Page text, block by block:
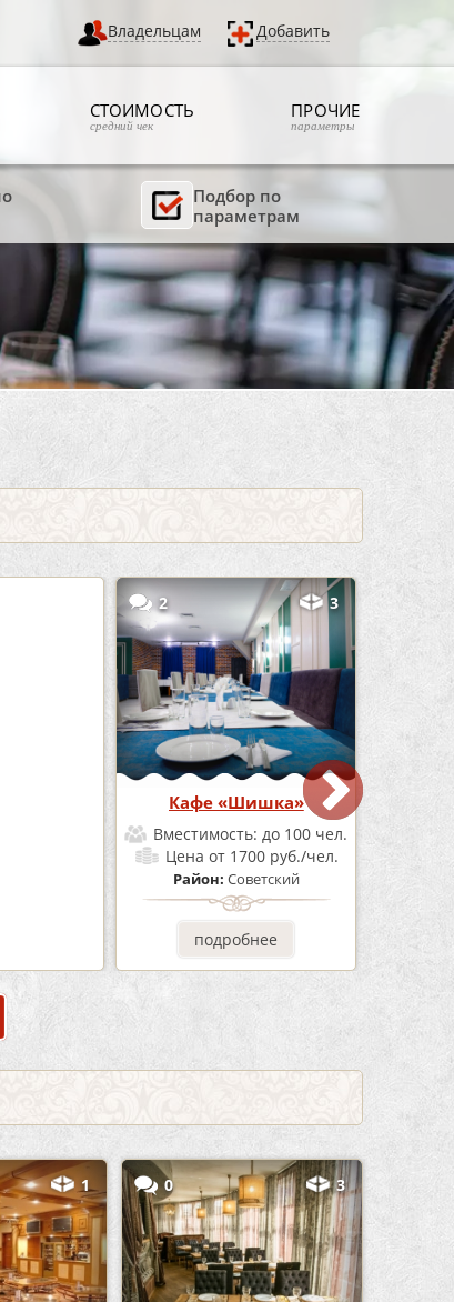
Владельцам Добавить
СТОИМОСТЬ
средний чек
ПРОЧИЕ
параметры
Подбор по
параметрам
2 3
Кафе «Шишка»
Вместимость: до 100 чел.
Цена от 1700 руб./чел.
Район: Советский
подробнее
1 0 3